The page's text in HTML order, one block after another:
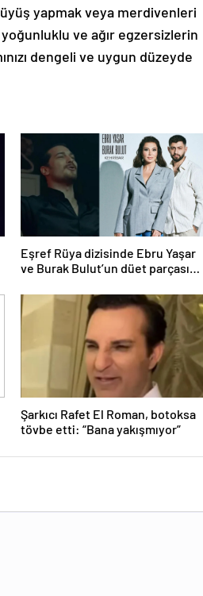
yapmak veya merdivenleri
ve ağır egzersizlerin
dengeli ve uygun düzeyde
Eşref Rüya dizisinde Ebru Yaşar
ve Burak Bulut’un düet parçası
Şarkıcı Rafet El Roman, botoksa
tövbe etti: “Bana yakışmıyor”